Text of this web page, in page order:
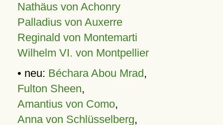
Nathäus von Achonry
Palladius von Auxerre
Reginald von Montemarti
Wilhelm VI. von Montpellier
• neu: Béchara Abou Mrad,
Fulton Sheen,
Amantius von Como,
Anna von Schlüsselberg,